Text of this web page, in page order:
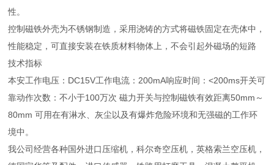
性。
控制磁铁外壳为不锈钢制造，采用浇铸的方式将磁铁固定在壳体中，
性能稳定，可直接安装在铁质材料物体上，不会引起外磁场的短路
技术指标
本安工作电压：DC15V工作电流：200mA响应时间：<200ms开关可
靠动作次数：不小于100万次 磁力开关与控制磁铁有效距离50mm～
80mm 可用在有淋水、灰尘以及有爆炸危险环境和无强磁的工作环
境中。
我公司经营各种国外进口压缩机，科尔奇空压机，英格索兰空压机，